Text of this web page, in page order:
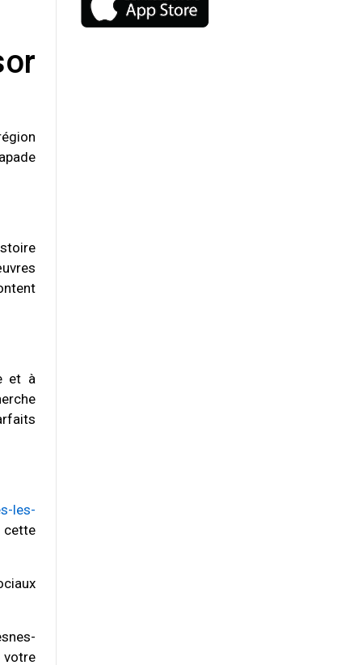
et à
les-
cette
votre